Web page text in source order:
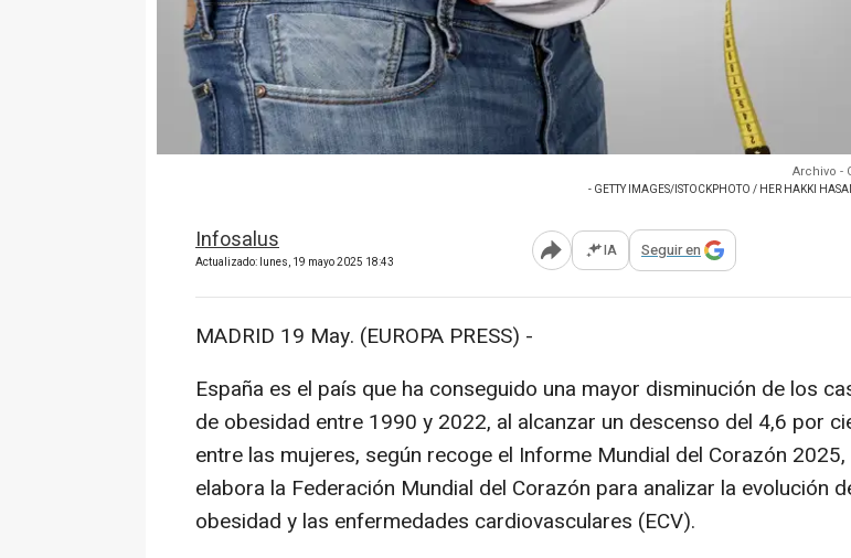
Archivo -
- GETTY IMAGES/ISTOCKPHOTO / HER HAKKI
Infosalus
Actualizado: lunes, 19 mayo 2025 18:43 Abrir opciones para compartir
IA Seguir en
MADRID 19 May. (EUROPA PRESS) -
España es el país que ha conseguido una mayor disminución de los
de obesidad entre 1990 y 2022, al alcanzar un descenso del 4,6 por
entre las mujeres, según recoge el Informe Mundial del Corazón 2025,
elabora la Federación Mundial del Corazón para analizar la evolución
obesidad y las enfermedades cardiovasculares (ECV).